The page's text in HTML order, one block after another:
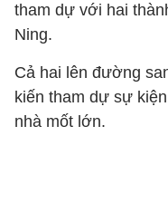
tham dự với hai
Ning.
Cả hai lên đường
kiến tham dự sự
nhà mốt lớn.